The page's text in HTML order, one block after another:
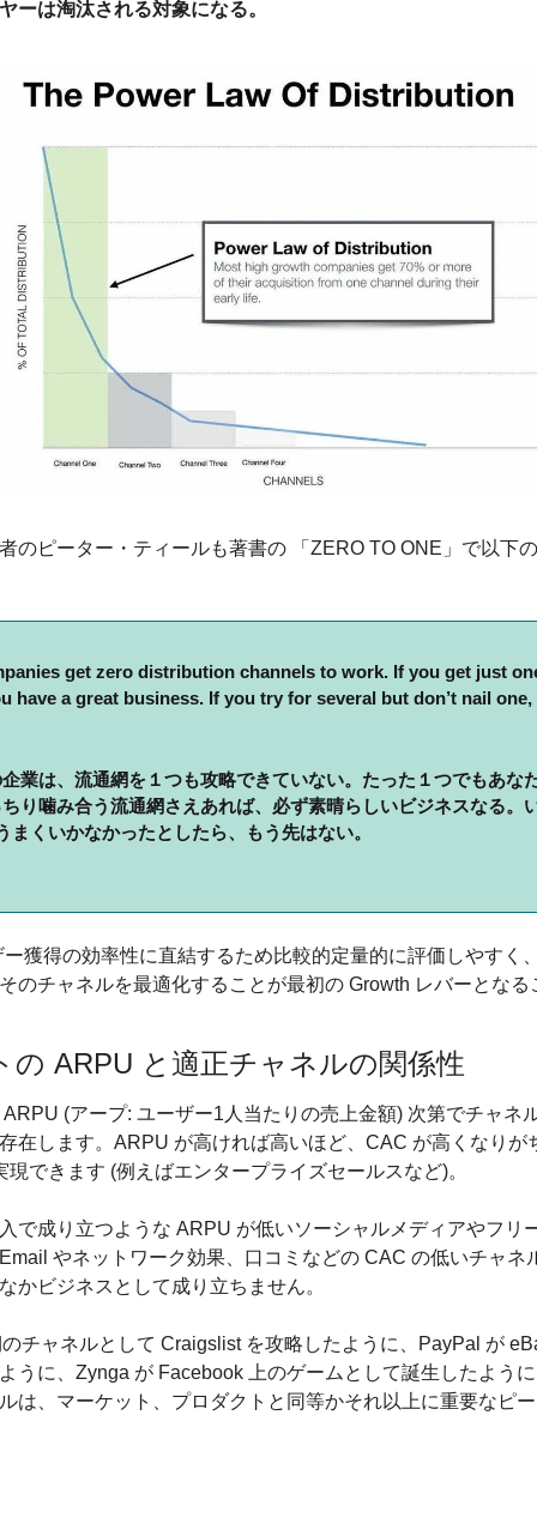
ーは淘汰される対象になる。
のピーター・ティールも著書の 「ZERO TO ONE」で以下
get zero distribution channels to work. If you get just
have a great business. If you try for several but don’t nail one,
業は、流通網を１つも攻略できていない。たった１つでもあな
り噛み合う流通網さえあれば、必ず素晴らしいビジネスなる。
まくいかなかったとしたら、もう先はない。
獲得の効率性に直結するため比較的定量的に評価しやすく
のチャネルを最適化することが最初の Growth レバーとなる
の ARPU と適正チャネルの関係性
(アープ: ユーザー1人当たりの売上金額) 次第でチャネ
在します。ARPU が高ければ高いほど、CAC が高くなりが
現できます (例えばエンタープライズセールスなど)。
で成り立つような ARPU が低いソーシャルメディアやフリ
やネットワーク効果、口コミなどの CAC の低いチャネ
かビジネスとして成り立ちません。
チャネルとして Craigslist を攻略したように、PayPal が
うに、Zynga が Facebook 上のゲームとして誕生したよう
は、マーケット、プロダクトと同等かそれ以上に重要なピ